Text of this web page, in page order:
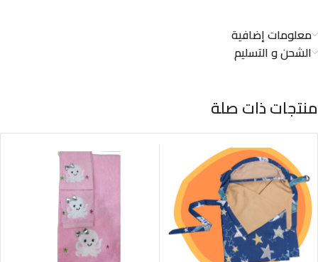
معلومات إضافية
الشحن و التسليم
منتجات ذات صلة